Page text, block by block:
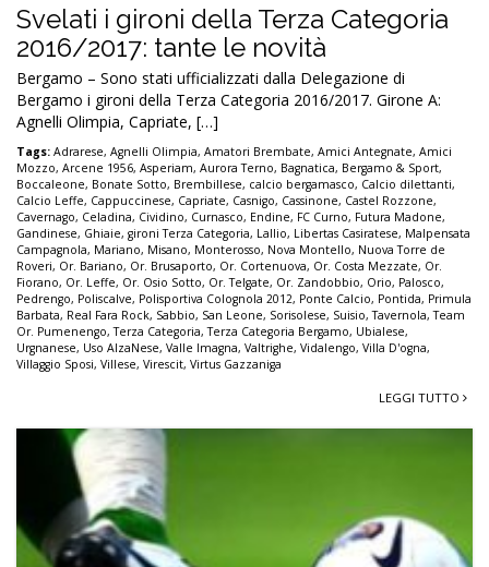
Svelati i gironi della Terza Categoria
2016/2017: tante le novità
Bergamo – Sono stati ufficializzati dalla Delegazione di
Bergamo i gironi della Terza Categoria 2016/2017. Girone A:
Agnelli Olimpia, Capriate, […]
Tags: Adrarese, Agnelli Olimpia, Amatori Brembate, Amici Antegnate, Amici
Mozzo, Arcene 1956, Asperiam, Aurora Terno, Bagnatica, Bergamo & Sport,
Boccaleone, Bonate Sotto, Brembillese, calcio bergamasco, Calcio dilettanti,
Calcio Leffe, Cappuccinese, Capriate, Casnigo, Cassinone, Castel Rozzone,
Cavernago, Celadina, Cividino, Curnasco, Endine, FC Curno, Futura Madone,
Gandinese, Ghiaie, gironi Terza Categoria, Lallio, Libertas Casiratese, Malpensata
Campagnola, Mariano, Misano, Monterosso, Nova Montello, Nuova Torre de
Roveri, Or. Bariano, Or. Brusaporto, Or. Cortenuova, Or. Costa Mezzate, Or.
Fiorano, Or. Leffe, Or. Osio Sotto, Or. Telgate, Or. Zandobbio, Orio, Palosco,
Pedrengo, Poliscalve, Polisportiva Colognola 2012, Ponte Calcio, Pontida, Primula
Barbata, Real Fara Rock, Sabbio, San Leone, Sorisolese, Suisio,Tavernola,Team
Or. Pumenengo,Terza Categoria,Terza Categoria Bergamo, Ubialese,
Urgnanese, Uso AlzaNese, Valle Imagna, Valtrighe, Vidalengo, Villa D'ogna,
Villaggio Sposi, Villese, Virescit, Virtus Gazzaniga
LEGGI TUTTO